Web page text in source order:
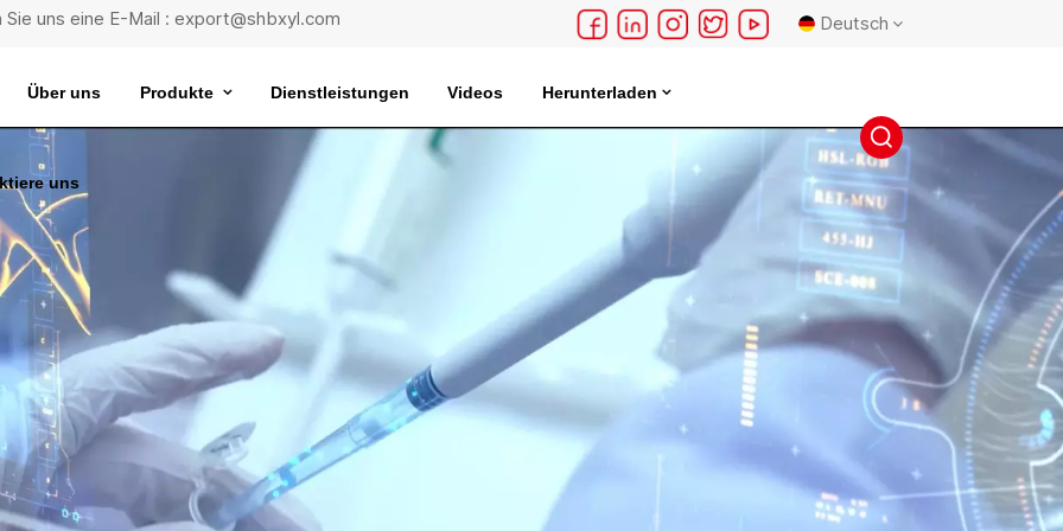
Sie uns eine E-Mail : export@shbxyl.com Deutsch
English
français
русский
español
português
日本語
Über uns Produkte Dienstleistungen Videos Herunterladen
uns